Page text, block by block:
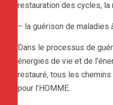
restauration des cycles,
– la guérison de maladies
Dans le processus de
énergies de vie et de
restauré, tous les
pour l’HOMME.